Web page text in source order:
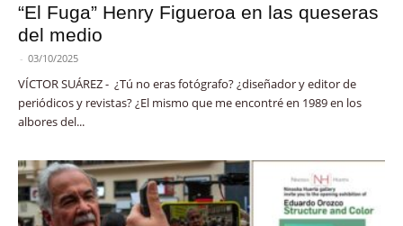
“El Fuga” Henry Figueroa en las queseras
del medio
- 03/10/2025
VÍCTOR SUÁREZ - ¿Tú no eras fotógrafo? ¿diseñador y editor de
periódicos y revistas? ¿El mismo que me encontré en 1989 en los
albores del...